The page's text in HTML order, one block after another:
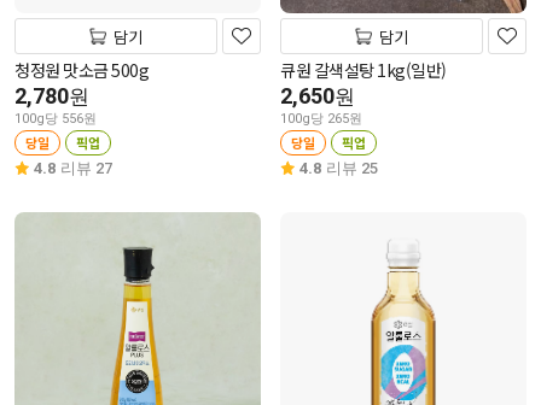
담기
청정원 맛소금 500g
2,780원
100g당 556원
당일 픽업
4.8 리뷰 27
담기
큐원 갈색설탕 1kg(일반)
2,650원
100g당 265원
당일 픽업
4.8 리뷰 25